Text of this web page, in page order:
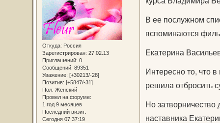
Откуда: Россия
Зарегистрирован: 27.02.13
Приглашений: 0
Сообщений: 89351
Уважение: [+30213/-28]
Позитив: [+5847/-31]
Пол: Женский
Провел на форуме:
1 год 9 месяцев
Последний визит:
Сегодня 07:37:19
В ее послужном
вспоминаются
Екатерина
Интересно то, что
решила отбросить
Но затворничество
наставника